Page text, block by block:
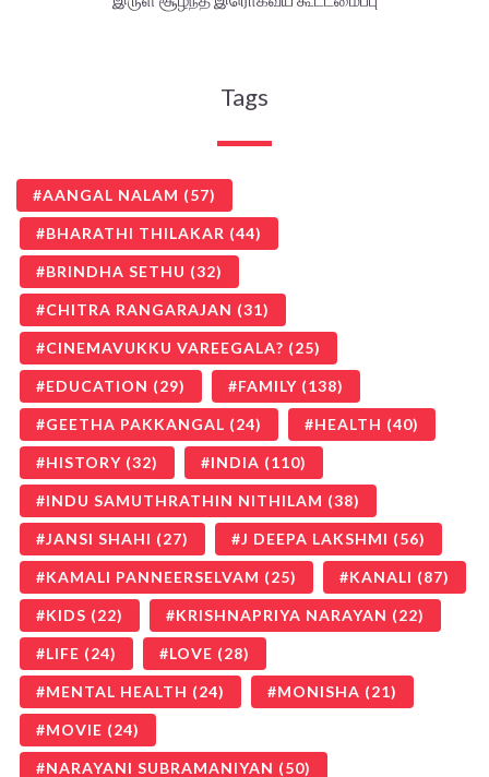
Tags
AANGAL NALAM (57)
BHARATHI THILAKAR (44)
BRINDHA SETHU (32)
CHITRA RANGARAJAN (31)
CINEMAVUKKU VAREEGALA? (25)
EDUCATION (29) FAMILY (138)
GEETHA PAKKANGAL (24) HEALTH (40)
HISTORY (32) INDIA (110)
INDU SAMUTHRATHIN NITHILAM (38)
JANSI SHAHI (27) J DEEPA LAKSHMI (56)
KAMALI PANNEERSELVAM (25) KANALI (87)
KIDS (22) KRISHNAPRIYA NARAYAN (22)
LIFE (24) LOVE (28)
MENTAL HEALTH (24) MONISHA (21)
MOVIE (24)
NARAYANI SUBRAMANIYAN (50)